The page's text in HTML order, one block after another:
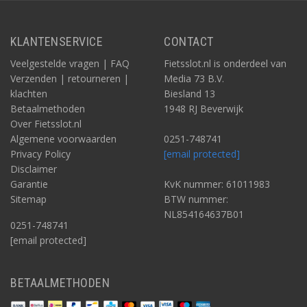
KLANTENSERVICE
Veelgestelde vragen | FAQ
Verzenden | retourneren |
klachten
Betaalmethoden
Over Fietsslot.nl
Algemene voorwaarden
Privacy Policy
Disclaimer
Garantie
Sitemap
0251-748741
[email protected]
CONTACT
Fietsslot.nl is onderdeel van
Media 73 B.V.
Biesland 13
1948 RJ Beverwijk
0251-748741
[email protected]
KvK nummer: 61011983
BTW nummer:
NL854164637B01
BETAALMETHODEN